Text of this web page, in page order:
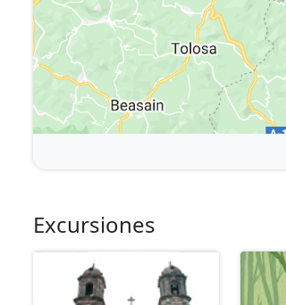
Excursiones